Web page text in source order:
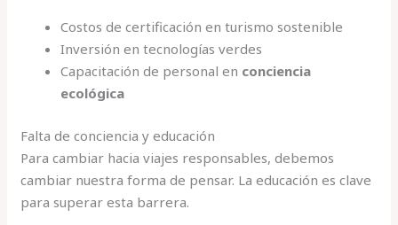
Costos de certificación en turismo sostenible
Inversión en tecnologías verdes
Capacitación de personal en conciencia
ecológica
Falta de conciencia y educación
Para cambiar hacia viajes responsables, debemos
cambiar nuestra forma de pensar. La educación es clave
para superar esta barrera.